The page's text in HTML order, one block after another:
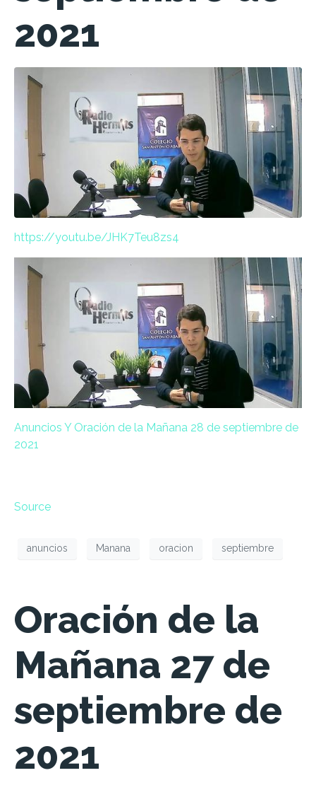
2021
https://youtu.be/JHK7Teu8zs4
Anuncios Y Oración de la Mañana 28 de septiembre de
2021
Source
anuncios Manana oracion septiembre
Oración de la
Mañana 27 de
septiembre de
2021